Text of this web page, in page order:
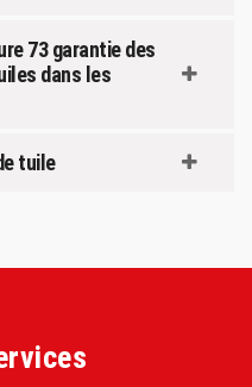
73 garantie des
dans les
tuile